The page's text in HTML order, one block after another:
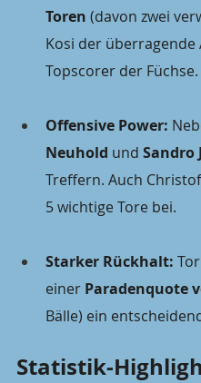
Toren (davon zwei
Kosi der überragende
Topscorer der Füchse.
Offensive Power:
Neuhold und Sandro
Treffern. Auch
5 wichtige Tore bei.
Starker Rückhalt:
einer Paradenquote
Bälle) ein
Statistik-